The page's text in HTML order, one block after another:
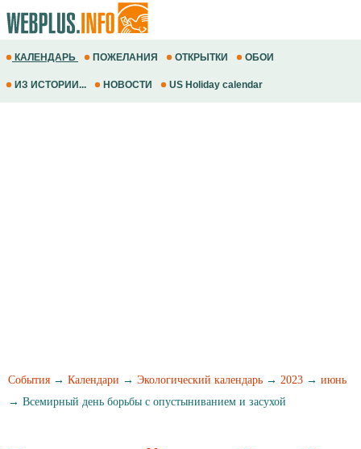
КАЛЕНДАРЬ ПОЖЕЛАНИЯ ОТКРЫТКИ ОБОИ
ИЗ ИСТОРИИ... НОВОСТИ US Holiday calendar
События → Календари → Экологический календарь → 2023 → июнь
→ Всемирный день борьбы с опустыниванием и засухой